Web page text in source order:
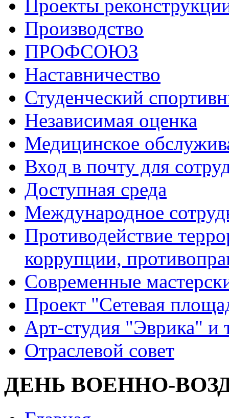
Проекты
Производство
ПРОФСОЮЗ
Наставничество
Студенческий
Независимая оценка
Медицинское
Вход в почту для
Доступная среда
Международное
Противодействие
коррупции,
Современные
Проект "Сетевая
Арт-студия "Эврика" и
Отраслевой совет
ДЕНЬ ВОЕННО-